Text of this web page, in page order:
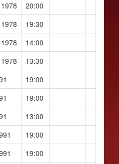
20:00
19:30
14:00
13:30
19:00
19:00
13:00
19:00
19:00